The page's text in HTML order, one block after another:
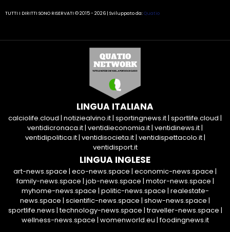
TUTTI I DIRITTI SONO RISERVATI © 2015 - 2026 | Sviluppato da:Quatio
LINGUA ITALIANA
calciolife.cloud | notiziealvino.it| sportingnews.it| sportlife.cloud |
ventidicronaca.it| ventidieconomia.it| ventidinews.it|
ventidipolitica.it| ventidisocieta.it| ventidispettacolo.it|
ventidisport.it
LINGUA INGLESE
art-news.space | eco-news.space | economic-news.space |
family-news.space | job-news.space | motor-news.space |
myhome-news.space | politic-news.space | realestate-
news.space | scientific-news.space | show-news.space |
sportlife.news |technology-news.space |traveller-news.space |
wellness-news.space | womenworld.eu |foodingnews.it